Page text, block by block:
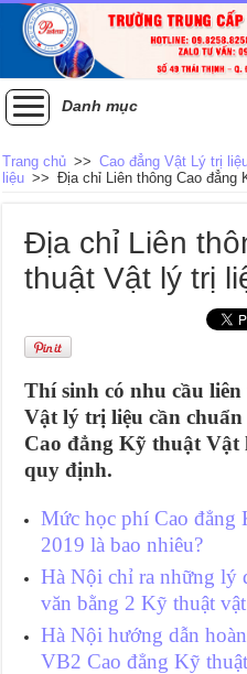
Danh mục
Trang chủ >> Cao đẳng Vật Lý trị
liệu >> Địa chỉ Liên thông Cao đẳng
Địa chỉ Liên
thuật Vật lý trị
Thí sinh có nhu cầu
Vật lý trị liệu cần
Cao đẳng Kỹ thuật Vật
quy định.
Mức học phí Cao
2019 là bao nhiêu?
Hà Nội chỉ ra những lý
văn bằng 2 Kỹ thuật
Hà Nội hướng dẫn
VB2 Cao đẳng Kỹ